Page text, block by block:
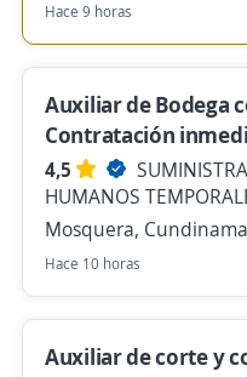
Hace 9 horas
Auxiliar de Bodega
Contratación
4,5
HUMANOS
Mosquera,
Hace 10 horas
Auxiliar de corte y